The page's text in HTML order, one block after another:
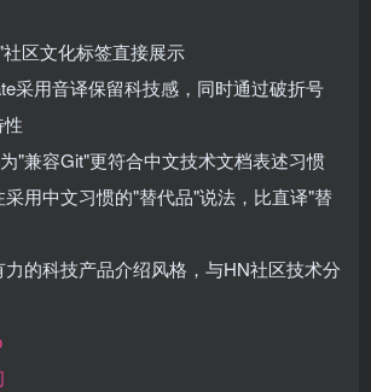
区文化标签直接展示
采用音译保留科技感，同时通过破折号
"兼容Git"更符合中文技术文档表述习惯
用中文习惯的"替代品"说法，比直译"替
的科技产品介绍风格，与HN社区技术分